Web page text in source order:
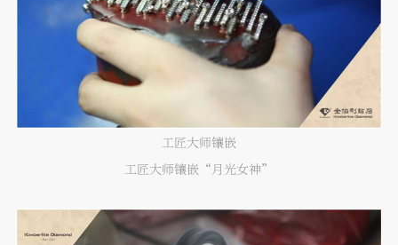
工匠大师镶嵌
工匠大师镶嵌“月光女神”